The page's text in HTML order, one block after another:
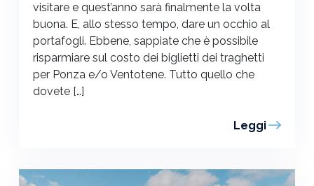
visitare e quest’anno sarà finalmente la volta
buona. E, allo stesso tempo, dare un occhio al
portafogli. Ebbene, sappiate che è possibile
risparmiare sul costo dei biglietti dei traghetti
per Ponza e/o Ventotene. Tutto quello che
dovete […]
Leggi